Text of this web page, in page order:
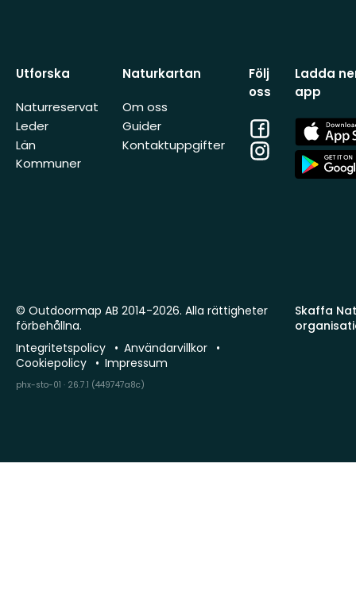
Utforska
Naturreservat
Leder
Län
Kommuner
Naturkartan
Om oss
Guider
Kontaktuppgifter
Följ
oss
Facebook
Instagram
Ladda
app
App
Store
App
Store
Skaffa
© Outdoormap AB 2014-2026. Alla rättigheter
förbehållna.
Integritetspolicy
Användarvillkor
Cookiepolicy
Impressum
phx-sto-01 · 26.7.1 (449747a8c)